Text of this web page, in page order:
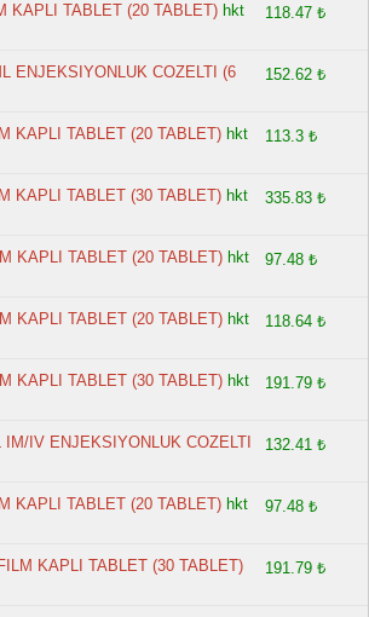
KAPLI TABLET (20 TABLET) hkt
118.47 ₺
ENJEKSIYONLUK COZELTI (6
152.62 ₺
KAPLI TABLET (20 TABLET) hkt
113.3 ₺
KAPLI TABLET (30 TABLET) hkt
335.83 ₺
KAPLI TABLET (20 TABLET) hkt
97.48 ₺
KAPLI TABLET (20 TABLET) hkt
118.64 ₺
KAPLI TABLET (30 TABLET) hkt
191.79 ₺
IV ENJEKSIYONLUK COZELTI
132.41 ₺
KAPLI TABLET (20 TABLET) hkt
97.48 ₺
KAPLI TABLET (30 TABLET)
191.79 ₺